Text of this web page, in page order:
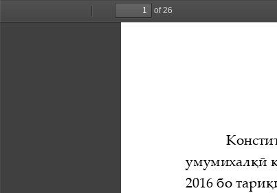
PreviousNext
of 26
умумихалқӣ
2016 бо тари